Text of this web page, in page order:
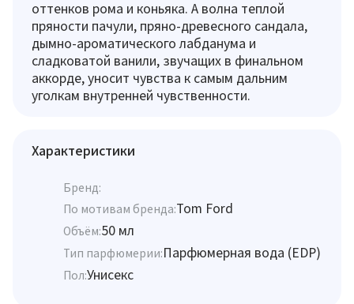
оттенков рома и коньяка. А волна теплой
пряности пачули, пряно-древесного сандала,
дымно-ароматического лабданума и
сладковатой ванили, звучащих в финальном
аккорде, уносит чувства к самым дальним
уголкам внутренней чувственности.
Характеристики
Бренд:
По мотивам бренда:Tom Ford
Объём:50 мл
Тип парфюмерии:Парфюмерная вода (EDP)
Пол:Унисекс